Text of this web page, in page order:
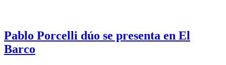
Pablo Porcelli dúo se presenta en El
Barco